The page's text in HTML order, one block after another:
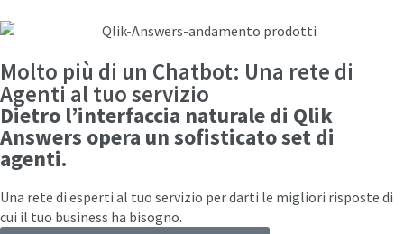
Molto più di un Chatbot: Una rete di
Agenti al tuo servizio
Dietro l’interfaccia naturale di Qlik
Answers opera un sofisticato set di
agenti.
Una rete di esperti al tuo servizio per darti le migliori risposte di
cui il tuo business ha bisogno.